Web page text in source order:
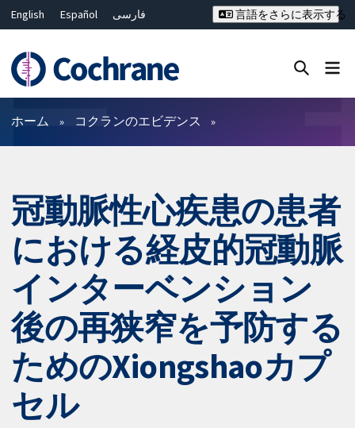
English Español
فارسی
Deutsch
Bahasa Malaysia
ไทย
繁體中文
简体中文
言語をさらに表示する
フィルター
ホーム コクランのエビデンス
冠動脈性心疾患の患者
における経皮的冠動脈
インターベンション
後の再狭窄を予防する
ためのXiongshaoカプ
セル